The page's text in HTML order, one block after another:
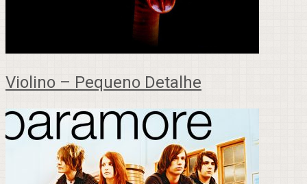
Violino – Pequeno Detalhe